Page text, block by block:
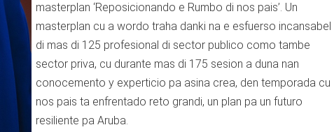
masterplan ‘Reposicionando e Rumbo di nos pais’. Un
masterplan cu a wordo traha danki na e esfuerso incansabel
di mas di 125 profesional di sector publico como tambe
sector priva, cu durante mas di 175 sesion a duna nan
conocemento y experticio pa asina crea, den temporada cu
nos pais ta enfrentado reto grandi, un plan pa un futuro
resiliente pa Aruba.